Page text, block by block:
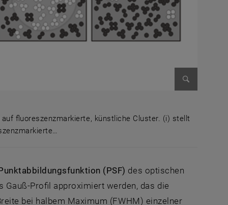
fluoreszenzmarkierte, künstliche Cluster. (i) stellt
(PSF) des optischen
Gauß-Profil approximiert werden, das die
bei halbem Maximum (FWHM) einzelner